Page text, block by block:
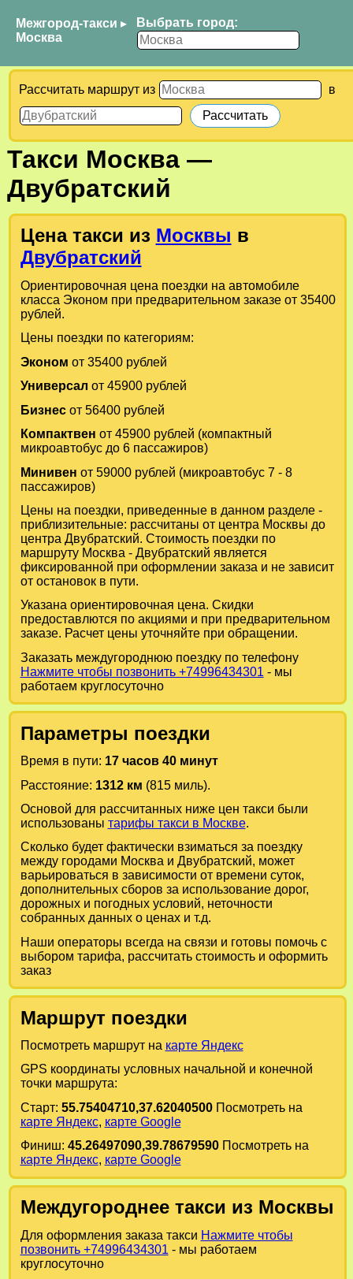
Межгород-такси ▸
Москва
Выбрать город:
Рассчитать маршрут из в
Такси Москва—
Двубратский
Цена такси из Москвы в
Двубратский
Ориентировочная цена поездки на автомобиле
класса Эконом при предварительном заказе от 35400
рублей.
Цены поездки по категориям:
Эконом от 35400 рублей
Универсал от 45900 рублей
Бизнесот 56400 рублей
Компактвен от 45900 рублей (компактный
микроавтобус до 6 пассажиров)
Минивен от 59000 рублей (микроавтобус 7 - 8
пассажиров)
Цены на поездки, приведенные в данном разделе -
приблизительные: рассчитаны от центра Москвы до
центра Двубратский. Стоимость поездки по
маршруту Москва - Двубратский является
фиксированной при оформлении заказа и не зависит
от остановок в пути.
Указана ориентировочная цена. Скидки
предоставлются по акциями и при предварительном
заказе. Расчет цены уточняйте при обращении.
Заказать междугороднюю поездку по телефону
Нажмите чтобы позвонить +74996434301 - мы
работаем круглосуточно
Параметры поездки
Время в пути: 17 часов 40 минут
Расстояние: 1312 км (815 миль).
Основой для рассчитанных ниже цен такси были
использованы тарифы такси в Москве.
Сколько будет фактически взиматься за поездку
между городами Москваи Двубратский, может
варьироваться в зависимости от времени суток,
дополнительных сборов за использование дорог,
дорожных и погодных условий, неточности
собранных данных о ценах и т.д.
Наши операторы всегда на связи и готовы помочь с
выбором тарифа, рассчитать стоимость и оформить
заказ
Маршрут поездки
Посмотреть маршрут на карте Яндекс
GPS координаты условных начальной и конечной
точки маршрута:
Старт: 55.75404710,37.62040500Посмотреть на
карте Яндекс, карте Google
Финиш: 45.26497090,39.78679590Посмотреть на
карте Яндекс, карте Google
Междугороднее такси из Москвы
Для оформления заказа такси Нажмите чтобы
позвонить +74996434301 - мы работаем
круглосуточно